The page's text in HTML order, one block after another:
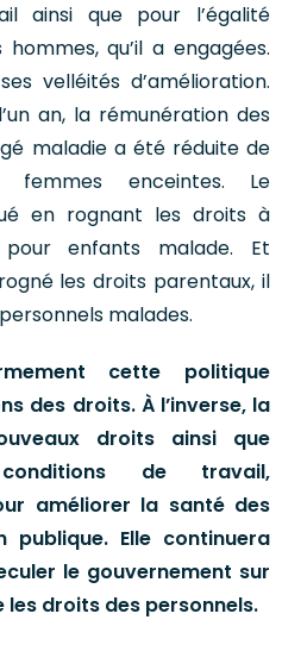
ainsi que pour l’égalité
qu’il a engagées.
velléités d’amélioration.
an, la rémunération des
maladie a été réduite de
enceintes. Le
en rognant les droits à
pour enfants malade. Et
les droits parentaux, il
malades.
cette politique
des droits. À l’inverse, la
droits ainsi que
de travail,
améliorer la santé des
Elle continuera
le gouvernement sur
droits des personnels.